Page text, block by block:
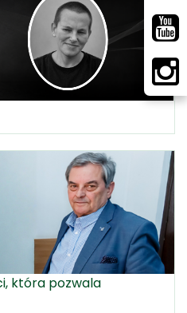
która pozwala